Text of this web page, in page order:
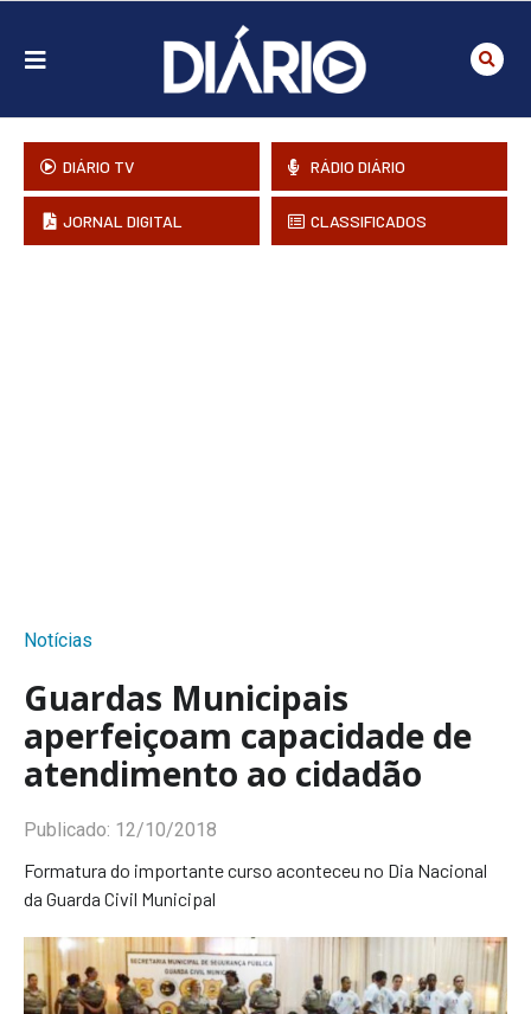
DIÁRIO TV RÁDIO DIÁRIO
JORNAL DIGITAL CLASSIFICADOS
Notícias
Guardas Municipais
aperfeiçoam capacidade de
atendimento ao cidadão
Publicado: 12/10/2018
Formatura do importante curso aconteceu no Dia Nacional
da Guarda Civil Municipal